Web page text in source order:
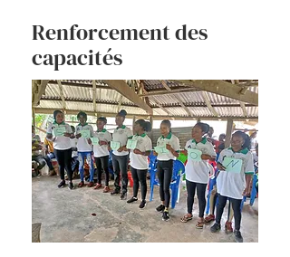
Renforcement des
capacités